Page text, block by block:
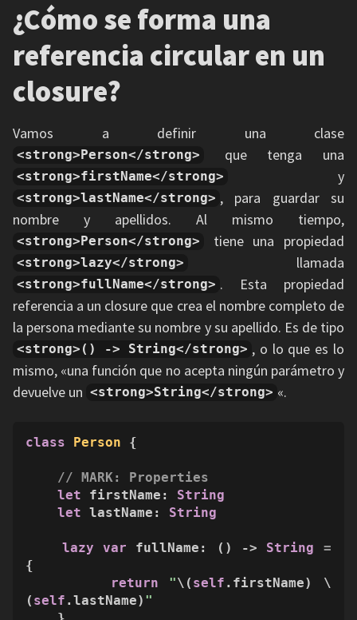
¿Cómo se forma una
referencia circular en un
closure?
Vamos a definir una clase
<strong>Person</strong> que tenga una
<strong>firstName</strong> y
<strong>lastName</strong> , para guardar su
nombre y apellidos. Al mismo tiempo,
<strong>Person</strong> tiene una propiedad
<strong>lazy</strong> llamada
<strong>fullName</strong> . Esta propiedad
referencia a un closure que crea el nombre completo de
la persona mediante su nombre y su apellido. Es de tipo
<strong>() -> String</strong> , o lo que es lo
mismo, «una función que no acepta ningún parámetro y
devuelve un <strong>String</strong> «.
class Person {
// MARK: Properties
let firstName: String
let lastName: String
lazy var fullName: () -> String
=
{
return
"\( self .firstName)
\
( self .lastName) "